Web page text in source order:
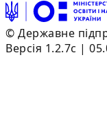
© Державне
Версія 1.2.7c |